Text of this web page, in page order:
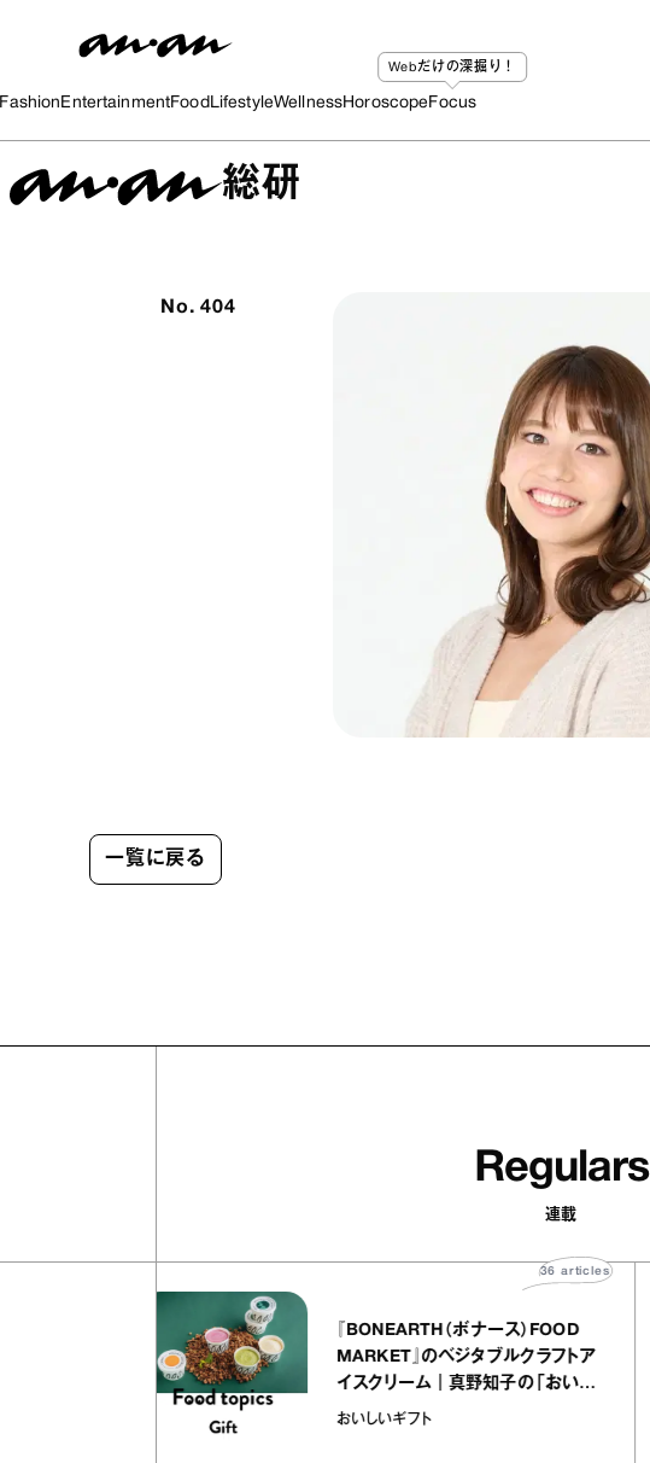
Fashion EntertainmentFood LifestyleWellnessHoroscope
Webだけの深掘り！
Focus
総研
No.404
一覧に戻る
Regulars
連載
『BONEARTH（ボナース）FOOD
MARKET』のベジタブルクラフトア
イスクリーム｜真野知子の「おいし
いギフト」
おいしいギフト
36articles